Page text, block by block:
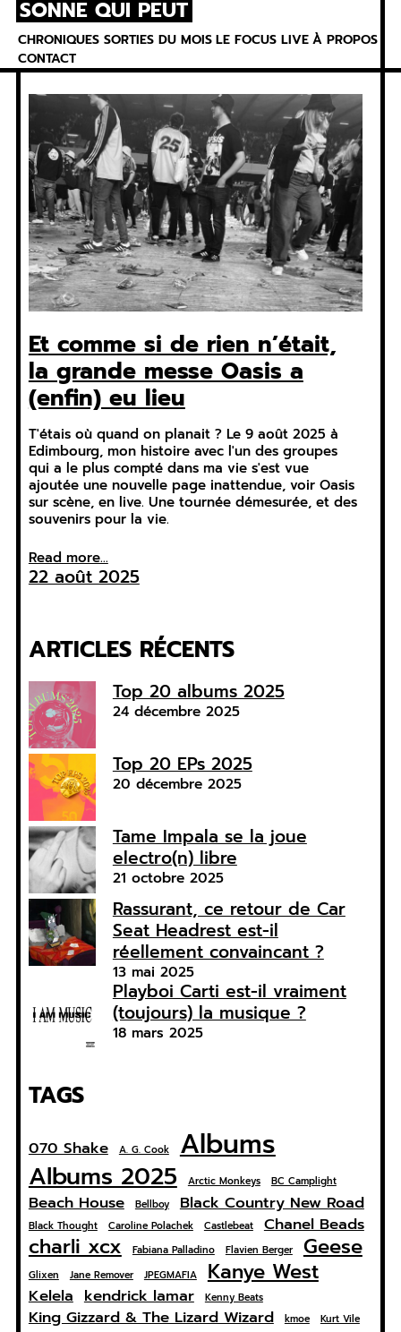
Skip
content
SONNE QUI PEUT
CHRONIQUES SORTIES DU MOIS LE FOCUS LIVE À PROPOS
CONTACT
Et comme si de rien n’était,
la grande messe Oasis a
(enfin) eu lieu
T'étais où quand on planait ? Le 9 août 2025 à
Edimbourg, mon histoire avec l'un des groupes
qui a le plus compté dans ma vie s'est vue
ajoutée une nouvelle page inattendue, voir Oasis
sur scène, en live. Une tournée démesurée, et des
souvenirs pour la vie.
Read more...
22 août 2025
ARTICLES RÉCENTS
Top 20 albums 2025
24 décembre 2025
Top 20 EPs 2025
20 décembre 2025
Tame Impala se la joue
electro(n) libre
21 octobre 2025
Rassurant, ce retour de Car
Seat Headrest est-il
réellement convaincant ?
13 mai 2025
Playboi Carti est-il vraiment
(toujours) la musique ?
18 mars 2025
TAGS
070 Shake A. G. Cook Albums
Albums 2025 Arctic Monkeys BC Camplight
Beach House Bellboy Black Country New Road
Black Thought Caroline Polachek Castlebeat Chanel Beads
charli xcx Fabiana Palladino Flavien Berger Geese
Glixen Jane Remover JPEGMAFIA Kanye West
Kelela kendrick lamar Kenny Beats
King Gizzard & The Lizard Wizard kmoe
Kurt Vile